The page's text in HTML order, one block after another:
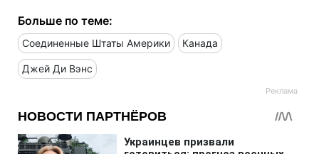
Больше по теме:
Соединенные Штаты Америки Канада
Джей Ди Вэнс